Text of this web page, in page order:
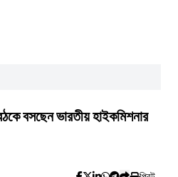
বসছেন ভারতীয় হাইকমিশনার